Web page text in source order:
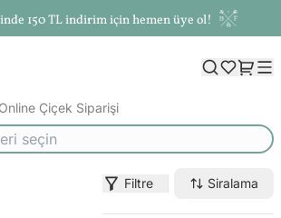
150 TL indirim için hemen üye ol!
Çiçek Siparişi
Filtre Siralama